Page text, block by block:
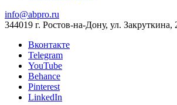
info@abpro.ru
344019 г. Ростов-на-Дону, ул. Закруткина,
Вконтакте
Telegram
YouTube
Behance
Pinterest
LinkedIn